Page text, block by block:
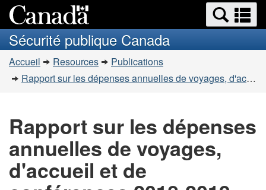
au
contenu
principal
à
la
version
HTML
simplifiée
Recherche
et
menus
et
Sécurité publique Canada
Vous
êtes
Accueil Resources
Publications
Rapport sur les dépenses annuelles de voyages, d'accueil et de conférences 2018-2019
Rapport sur les dépenses
annuelles de voyages,
d'accueil et de